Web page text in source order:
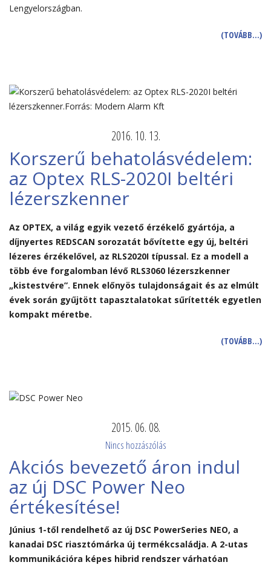
Lengyelországban.
(TOVÁBB…)
2016. 10. 13.
Korszerű behatolásvédelem:
az Optex RLS-2020I beltéri
lézerszkenner
Az OPTEX, a világ egyik vezető érzékelő gyártója, a
díjnyertes REDSCAN sorozatát bővítette egy új, beltéri
lézeres érzékelővel, az RLS2020I típussal. Ez a modell a
több éve forgalomban lévő RLS3060 lézerszkenner
„kistestvére”. Ennek előnyös tulajdonságait és az elmúlt
évek során gyűjtött tapasztalatokat sűrítették egyetlen
kompakt méretbe.
(TOVÁBB…)
2015. 06. 08.
Nincs hozzászólás
Akciós bevezető áron indul
az új DSC Power Neo
értékesítése!
Június 1-től rendelhető az új DSC PowerSeries NEO, a
kanadai DSC riasztómárka új termékcsaládja. A 2-utas
kommunikációra képes hibrid rendszer várhatóan